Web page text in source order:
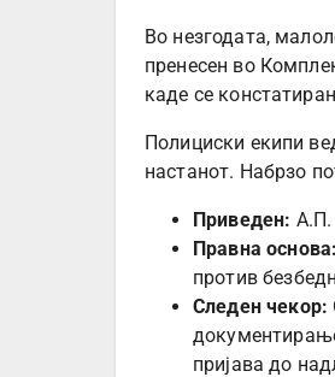
Во незгодата,
пренесен во
каде се
Полициски екипи
настанот. Набрзо
Приведен: А.П.
Правна основа:
против
Следен чекор:
пријава до